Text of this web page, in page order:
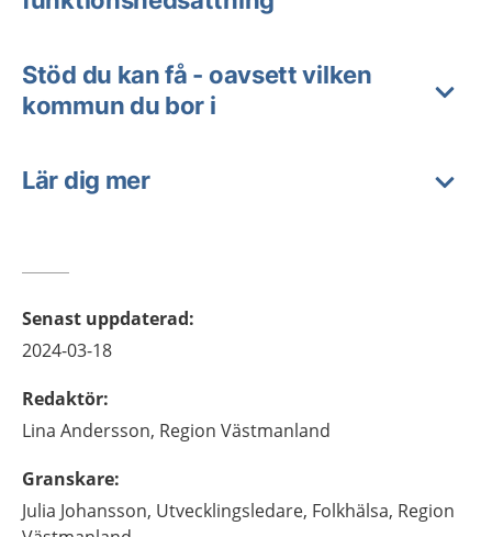
Stöd du kan få - oavsett vilken
kommun du bor i
Lär dig mer
Senast uppdaterad:
2024-03-18
Redaktör:
Lina Andersson, Region Västmanland
Granskare:
Julia Johansson, Utvecklingsledare, Folkhälsa, Region